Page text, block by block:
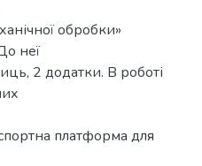
обробки»
неї
2 додатки. В роботі
платформа для